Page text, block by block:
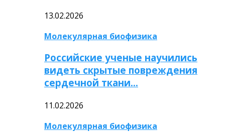
13.02.2026
Молекулярная биофизика
Российские ученые научились
видеть скрытые повреждения
сердечной ткани…
11.02.2026
Молекулярная биофизика